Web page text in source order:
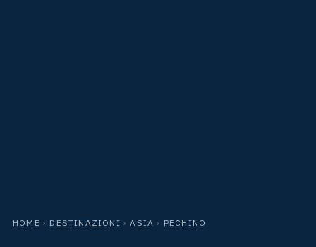
HOME › DESTINAZIONI › ASIA › PECHINO